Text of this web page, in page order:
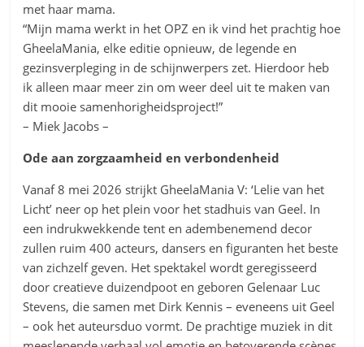
met haar mama.
“Mijn mama werkt in het OPZ en ik vind het prachtig hoe
GheelaMania, elke editie opnieuw, de legende en
gezinsverpleging in de schijnwerpers zet. Hierdoor heb
ik alleen maar meer zin om weer deel uit te maken van
dit mooie samenhorigheidsproject!”
– Miek Jacobs –
Ode aan zorgzaamheid en verbondenheid
Vanaf 8 mei 2026 strijkt GheelaMania V: ‘Lelie van het
Licht’ neer op het plein voor het stadhuis van Geel. In
een indrukwekkende tent en adembenemend decor
zullen ruim 400 acteurs, dansers en figuranten het beste
van zichzelf geven. Het spektakel wordt geregisseerd
door creatieve duizendpoot en geboren Gelenaar Luc
Stevens, die samen met Dirk Kennis – eveneens uit Geel
– ook het auteursduo vormt. De prachtige muziek in dit